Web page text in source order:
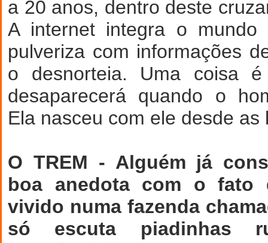
a 20 anos, dentro deste
A internet integra o
pulveriza com informações
o desnorteia. Uma coisa
desaparecerá quando o
Ela nasceu com ele desde
O TREM - Alguém já
boa anedota com o fato
vivido numa fazenda
só escuta piadinhas